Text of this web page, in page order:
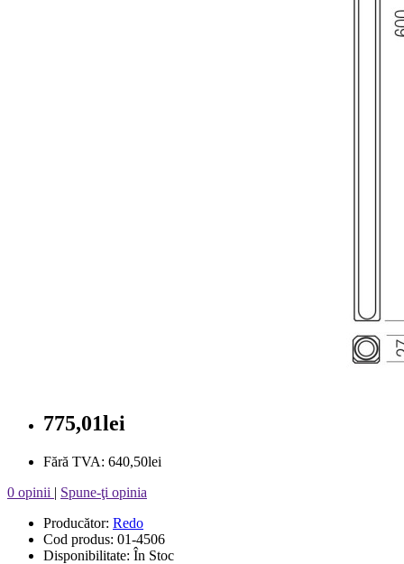
775,01lei
Fără TVA: 640,50lei
0 opinii | Spune-ţi opinia
Producător: Redo
Cod produs: 01-4506
Disponibilitate: În Stoc